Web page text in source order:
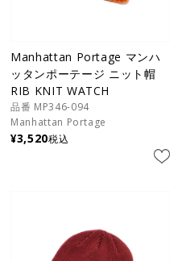
Manhattan Portage マンハ
ッタンポーテージ ニット帽
RIB KNIT WATCH
品番 MP346-094
Manhattan Portage
¥3,520税込